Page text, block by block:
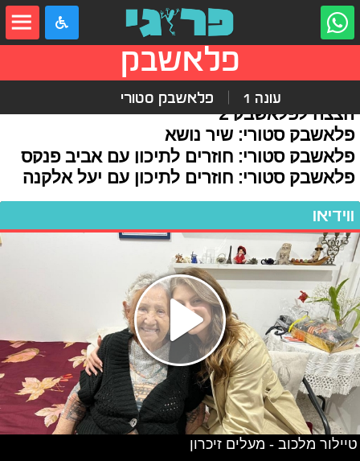
פלאשבק
עונה 1 פלאשבק סטורי
הצצה לפלאשבק 2
פלאשבק סטורי: שיר נושא
פלאשבק סטורי: חוזרים לתיכון עם אביב פנקס
פלאשבק סטורי: חוזרים לתיכון עם יעל אלקנה
ווידיאו
טיילור מלכוב - מעלים זיכרון